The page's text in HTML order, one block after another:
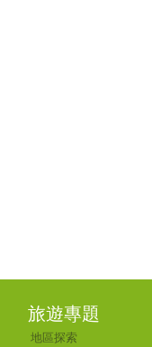
旅遊專題
地區探索